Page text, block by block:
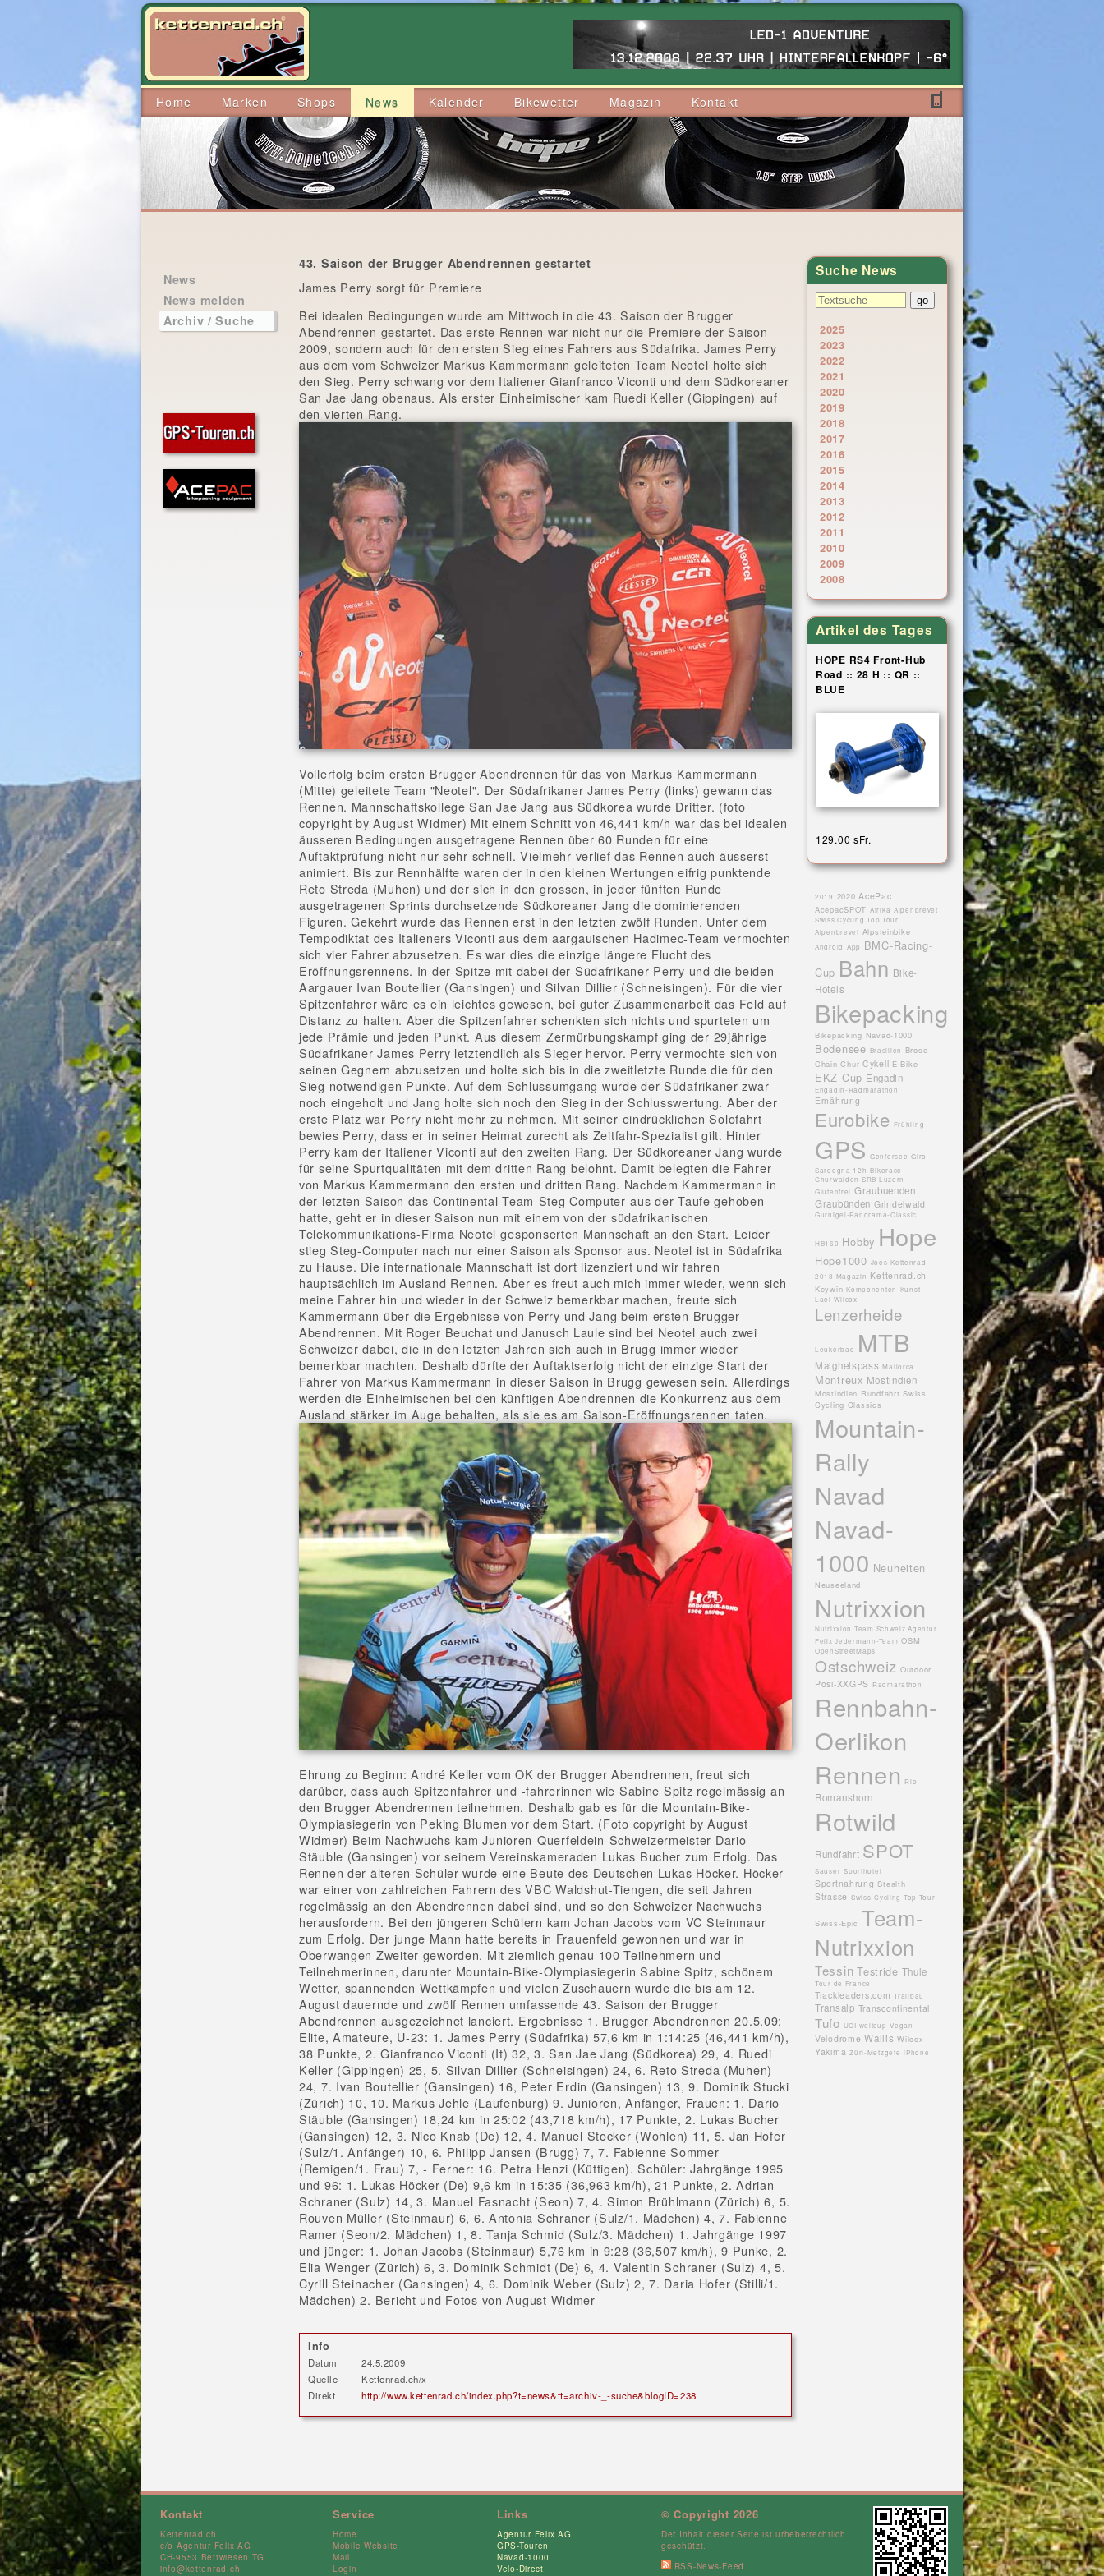
Home Marken Shops News Kalender Bikewetter Magazin Kontakt
News
News melden
Archiv / Suche
43. Saison der Brugger Abendrennen gestartet
James Perry sorgt für Premiere
Bei idealen Bedingungen wurde am Mittwoch in die 43. Saison der Brugger
Abendrennen gestartet. Das erste Rennen war nicht nur die Premiere der Saison
2009, sondern auch für den ersten Sieg eines Fahrers aus Südafrika. James Perry
aus dem vom Schweizer Markus Kammermann geleiteten Team Neotel holte sich
den Sieg. Perry schwang vor dem Italiener Gianfranco Viconti und dem Südkoreaner
San Jae Jang obenaus. Als erster Einheimischer kam Ruedi Keller (Gippingen) auf
den vierten Rang.
Vollerfolg beim ersten Brugger Abendrennen für das von Markus Kammermann
(Mitte) geleitete Team "Neotel". Der Südafrikaner James Perry (links) gewann das
Rennen. Mannschaftskollege San Jae Jang aus Südkorea wurde Dritter. (foto
copyright by August Widmer) Mit einem Schnitt von 46,441 km/h war das bei idealen
äusseren Bedingungen ausgetragene Rennen über 60 Runden für eine
Auftaktprüfung nicht nur sehr schnell. Vielmehr verlief das Rennen auch äusserst
animiert. Bis zur Rennhälfte waren der in den kleinen Wertungen eifrig punktende
Reto Streda (Muhen) und der sich in den grossen, in jeder fünften Runde
ausgetragenen Sprints durchsetzende Südkoreaner Jang die dominierenden
Figuren. Gekehrt wurde das Rennen erst in den letzten zwölf Runden. Unter dem
Tempodiktat des Italieners Viconti aus dem aargauischen Hadimec-Team vermochten
sich vier Fahrer abzusetzen. Es war dies die einzige längere Flucht des
Eröffnungsrennens. In der Spitze mit dabei der Südafrikaner Perry und die beiden
Aargauer Ivan Boutellier (Gansingen) und Silvan Dillier (Schneisingen). Für die vier
Spitzenfahrer wäre es ein leichtes gewesen, bei guter Zusammenarbeit das Feld auf
Distanz zu halten. Aber die Spitzenfahrer schenkten sich nichts und spurteten um
jede Prämie und jeden Punkt. Aus diesem Zermürbungskampf ging der 29jährige
Südafrikaner James Perry letztendlich als Sieger hervor. Perry vermochte sich von
seinen Gegnern abzusetzen und holte sich bis in die zweitletzte Runde die für den
Sieg notwendigen Punkte. Auf dem Schlussumgang wurde der Südafrikaner zwar
noch eingeholt und Jang holte sich noch den Sieg in der Schlusswertung. Aber der
erste Platz war Perry nicht mehr zu nehmen. Mit seiner eindrücklichen Solofahrt
bewies Perry, dass er in seiner Heimat zurecht als Zeitfahr-Spezialist gilt. Hinter
Perry kam der Italiener Viconti auf den zweiten Rang. Der Südkoreaner Jang wurde
für seine Spurtqualitäten mit dem dritten Rang belohnt. Damit belegten die Fahrer
von Markus Kammermann den ersten und dritten Rang. Nachdem Kammermann in
der letzten Saison das Continental-Team Steg Computer aus der Taufe gehoben
hatte, geht er in dieser Saison nun mit einem von der südafrikanischen
Telekommunikations-Firma Neotel gesponserten Mannschaft an den Start. Leider
stieg Steg-Computer nach nur einer Saison als Sponsor aus. Neotel ist in Südafrika
zu Hause. Die internationale Mannschaft ist dort lizenziert und wir fahren
hauptsächlich im Ausland Rennen. Aber es freut auch mich immer wieder, wenn sich
meine Fahrer hin und wieder in der Schweiz bemerkbar machen, freute sich
Kammermann über die Ergebnisse von Perry und Jang beim ersten Brugger
Abendrennen. Mit Roger Beuchat und Janusch Laule sind bei Neotel auch zwei
Schweizer dabei, die in den letzten Jahren sich auch in Brugg immer wieder
bemerkbar machten. Deshalb dürfte der Auftaktserfolg nicht der einzige Start der
Fahrer von Markus Kammermann in dieser Saison in Brugg gewesen sein. Allerdings
werden die Einheimischen bei den künftigen Abendrennen die Konkurrenz aus dem
Ausland stärker im Auge behalten, als sie es am Saison-Eröffnungsrennen taten.
Ehrung zu Beginn: André Keller vom OK der Brugger Abendrennen, freut sich
darüber, dass auch Spitzenfahrer und -fahrerinnen wie Sabine Spitz regelmässig an
den Brugger Abendrennen teilnehmen. Deshalb gab es für die Mountain-Bike-
Olympiasiegerin von Peking Blumen vor dem Start. (Foto copyright by August
Widmer) Beim Nachwuchs kam Junioren-Querfeldein-Schweizermeister Dario
Stäuble (Gansingen) vor seinem Vereinskameraden Lukas Bucher zum Erfolg. Das
Rennen der älteren Schüler wurde eine Beute des Deutschen Lukas Höcker. Höcker
war einer von zahlreichen Fahrern des VBC Waldshut-Tiengen, die seit Jahren
regelmässig an den Abendrennen dabei sind, und so den Schweizer Nachwuchs
herausfordern. Bei den jüngeren Schülern kam Johan Jacobs vom VC Steinmaur
zum Erfolg. Der junge Mann hatte bereits in Frauenfeld gewonnen und war in
Oberwangen Zweiter geworden. Mit ziemlich genau 100 Teilnehmern und
Teilnehmerinnen, darunter Mountain-Bike-Olympiasiegerin Sabine Spitz, schönem
Wetter, spannenden Wettkämpfen und vielen Zuschauern wurde die bis am 12.
August dauernde und zwölf Rennen umfassende 43. Saison der Brugger
Abendrennen ausgezeichnet lanciert. Ergebnisse 1. Brugger Abendrennen 20.5.09:
Elite, Amateure, U-23: 1. James Perry (Südafrika) 57,6 km in 1:14:25 (46,441 km/h),
38 Punkte, 2. Gianfranco Viconti (It) 32, 3. San Jae Jang (Südkorea) 29, 4. Ruedi
Keller (Gippingen) 25, 5. Silvan Dillier (Schneisingen) 24, 6. Reto Streda (Muhen)
24, 7. Ivan Boutellier (Gansingen) 16, Peter Erdin (Gansingen) 13, 9. Dominik Stucki
(Zürich) 10, 10. Markus Jehle (Laufenburg) 9. Junioren, Anfänger, Frauen: 1. Dario
Stäuble (Gansingen) 18,24 km in 25:02 (43,718 km/h), 17 Punkte, 2. Lukas Bucher
(Gansingen) 12, 3. Nico Knab (De) 12, 4. Manuel Stocker (Wohlen) 11, 5. Jan Hofer
(Sulz/1. Anfänger) 10, 6. Philipp Jansen (Brugg) 7, 7. Fabienne Sommer
(Remigen/1. Frau) 7, - Ferner: 16. Petra Henzi (Küttigen). Schüler: Jahrgänge 1995
und 96: 1. Lukas Höcker (De) 9,6 km in 15:35 (36,963 km/h), 21 Punkte, 2. Adrian
Schraner (Sulz) 14, 3. Manuel Fasnacht (Seon) 7, 4. Simon Brühlmann (Zürich) 6, 5.
Rouven Müller (Steinmaur) 6, 6. Antonia Schraner (Sulz/1. Mädchen) 4, 7. Fabienne
Ramer (Seon/2. Mädchen) 1, 8. Tanja Schmid (Sulz/3. Mädchen) 1. Jahrgänge 1997
und jünger: 1. Johan Jacobs (Steinmaur) 5,76 km in 9:28 (36,507 km/h), 9 Punke, 2.
Elia Wenger (Zürich) 6, 3. Dominik Schmidt (De) 6, 4. Valentin Schraner (Sulz) 4, 5.
Cyrill Steinacher (Gansingen) 4, 6. Dominik Weber (Sulz) 2, 7. Daria Hofer (Stilli/1.
Mädchen) 2. Bericht und Fotos von August Widmer
Info
Datum
24.5.2009
Quelle
Kettenrad.ch/x
Direkt
http://www.kettenrad.ch/index.php?t=news&tt=archiv-_-suche&blogID=238
Suche News
2025
2023
2022
2021
2020
2019
2018
2017
2016
2015
2014
2013
2012
2011
2010
2009
2008
Artikel des Tages
HOPE RS4 Front-Hub
Road :: 28 H :: QR ::
BLUE
129.00 sFr.
2019 2020 AcePac
AcepacSPOT Afrika Alpenbrevet
Swiss Cycling Top Tour
Alpenbrevet Alpsteinbike
Android App
BMC-Racing-
Cup Bahn Bike-
Hotels
Bikepacking
Bikepacking Navad-1000
Bodensee Brasilien
Brose
Chain Chur Cykell E-Bike
EKZ-Cup Engadin
Engadin-Radmarathon
Ernährung
Eurobike Frühling
GPS Genfersee Giro
Sardegna 12h-Bikerace
Churwalden SRB Luzern
Glutenfrei Graubuenden
Graubünden Grindelwald
Gurnigel-Panorama-Classic
HB160 Hobby Hope
Hope1000 Joes Kettenrad
2018 Magazin Kettenrad.ch
Keywin Komponenten Kunst
Lael Wilcox
Lenzerheide
Leukerbad MTB
Maighelspass Mallorca
Montreux Mostindien
Mostindien Rundfahrt Swiss
Cycling Classics
Mountain-
Rally
Navad
Navad-
1000 Neuheiten
Neuseeland
Nutrixxion
Nutrixxion Team Schweiz Agentur
Felix Jedermann-Team OSM
OpenStreetMaps
Ostschweiz Outdoor
Posi-XXGPS Radmarathon
Rennbahn-
Oerlikon
Rennen
Rio
Romanshorn
Rotwild
Rundfahrt SPOT
Sauser Sporthotel
Sportnahrung Stealth
Strasse Swiss-Cycling-Top-Tour
Swiss-Epic Team-
Nutrixxion
Tessin Testride Thule
Tour de France
Trackleaders.com Trailbau
Transalp Transcontinental
Tufo UCI weltcup Vegan
Velodrome Wallis Wilcox
Yakima Züri-Metzgete iPhone
Kontakt
Kettenrad.ch
c/o Agentur Felix AG
CH-9553 Bettwiesen TG
info@kettenrad.ch
Service
Home
Mobile Website
Mail
Login
Links
Agentur Felix AG
GPS-Touren
Navad-1000
Velo-Direct
© Copyright 2026
Der Inhalt dieser Seite ist urheberrechtlich
geschützt.
RSS-News-Feed